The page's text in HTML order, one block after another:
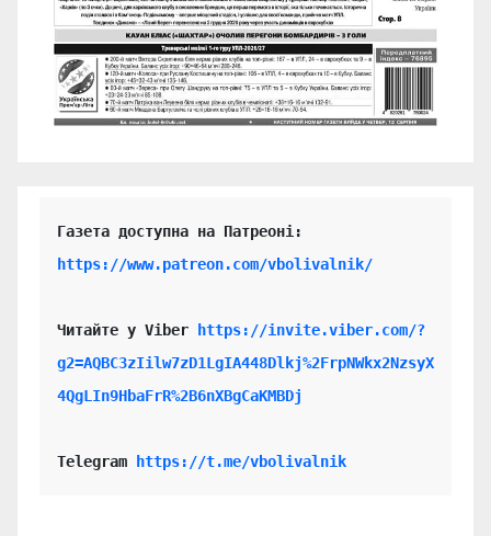
https://www.patreon.com/vbolivalnik/
Читайте у Viber
https://invite.viber.com/?
g2=AQBC3zIilw7zD1LgIA448Dlkj%2FrpNWkx2NzsyX
4QgLIn9HbaFrR%2B6nXBgCaKMBDj
Telegram https://t.me/vbolivalnik